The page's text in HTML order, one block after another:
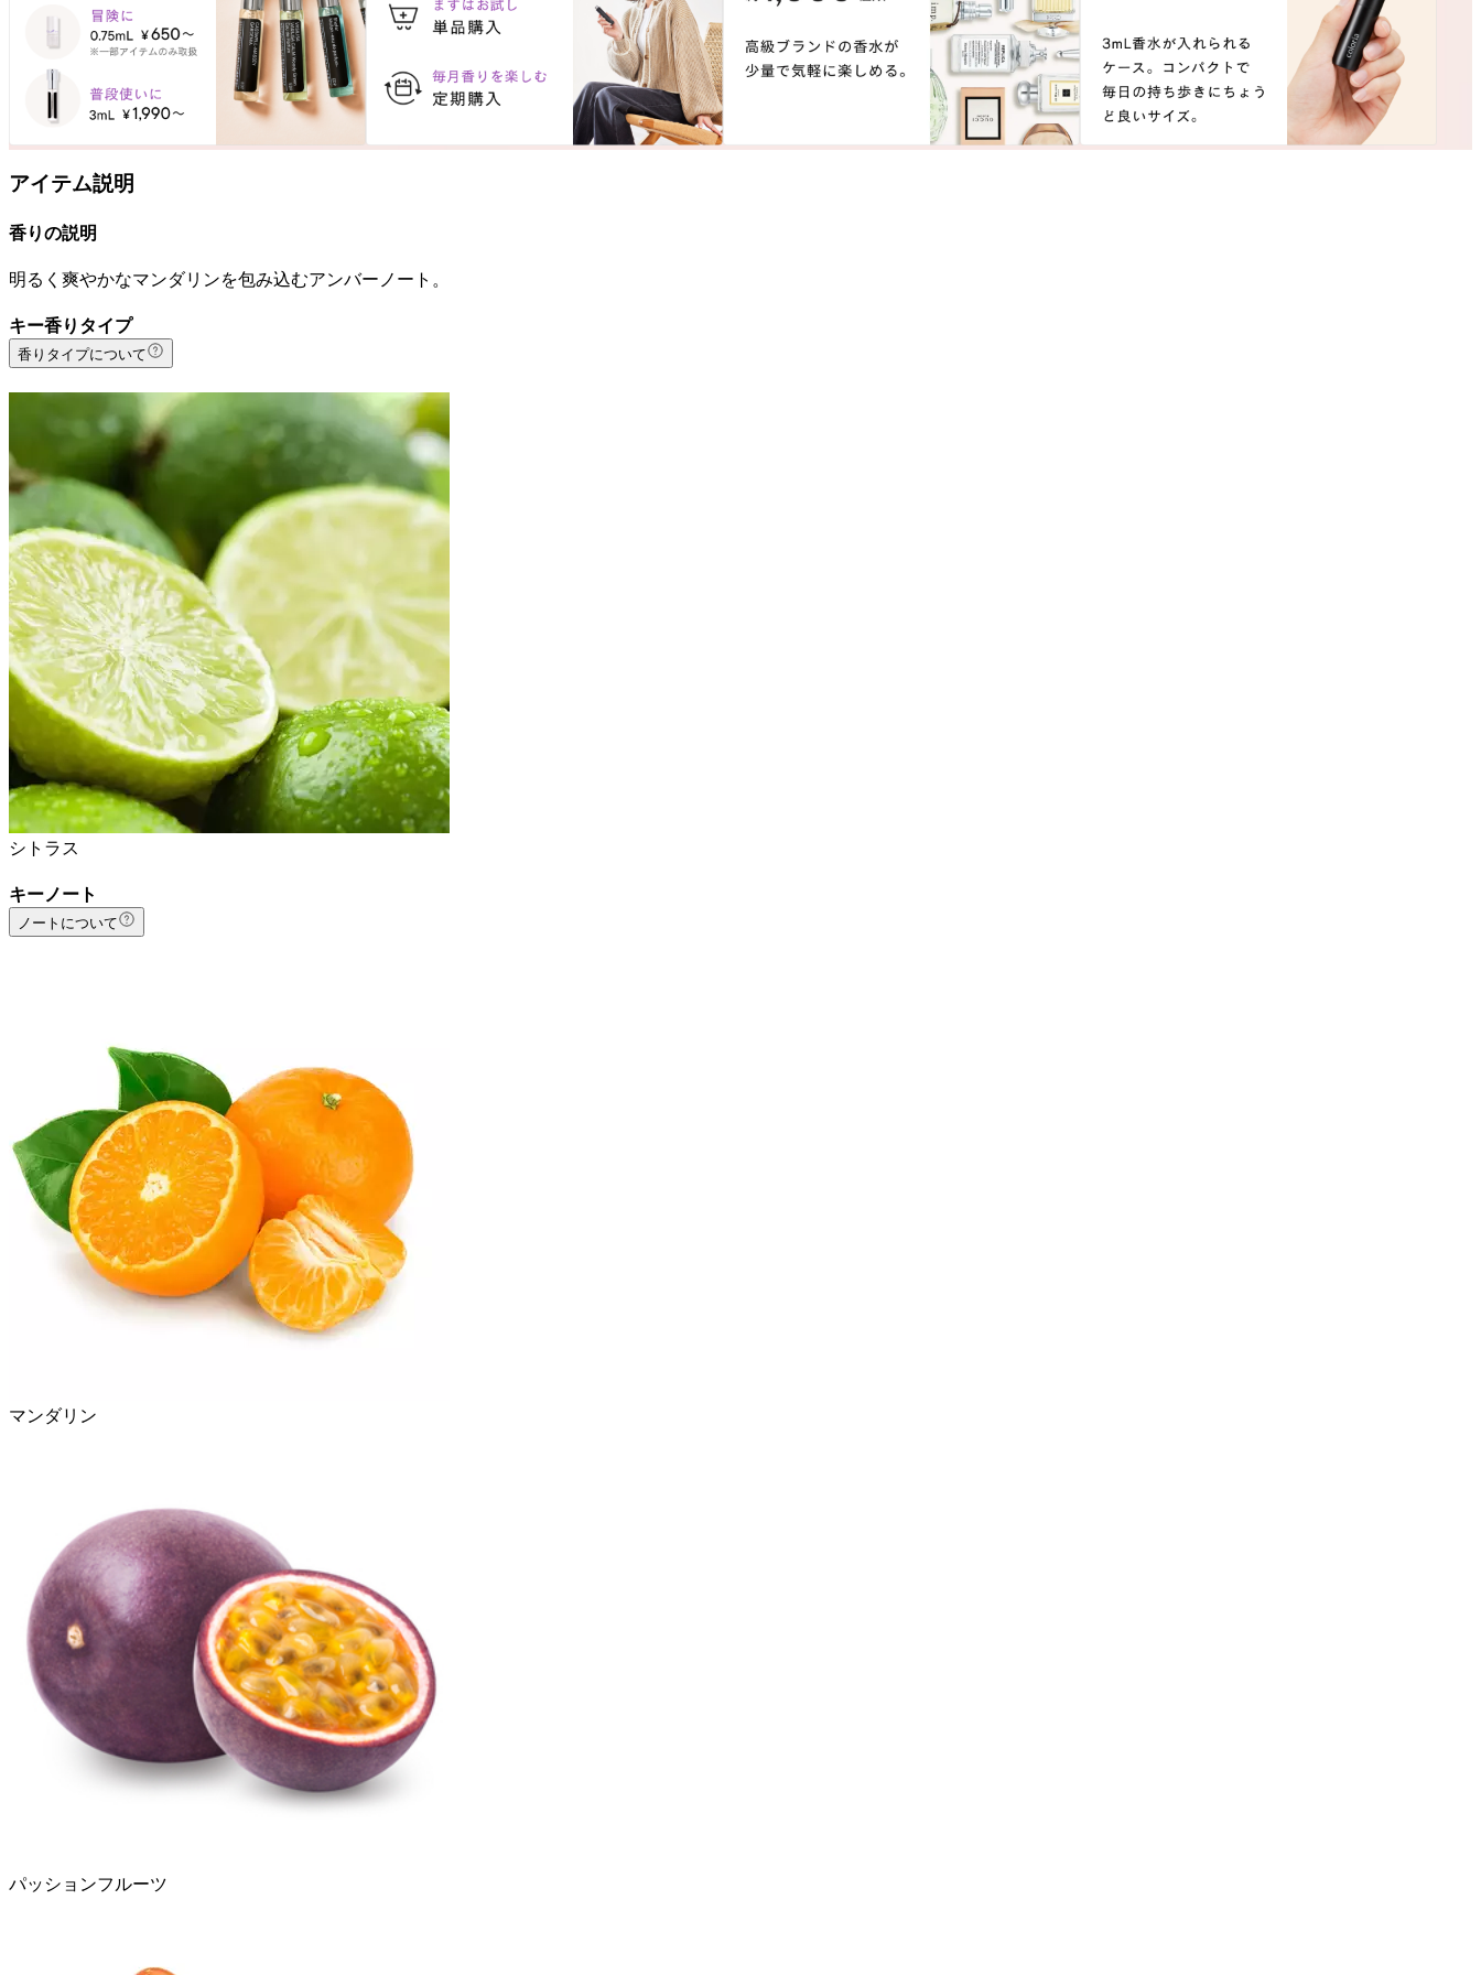
アイテム説明
香りの説明
明るく爽やかなマンダリンを包み込むアンバーノート。
キー香りタイプ
香りタイプについて
シトラス
キーノート
ノートについて
マンダリン
パッションフルーツ